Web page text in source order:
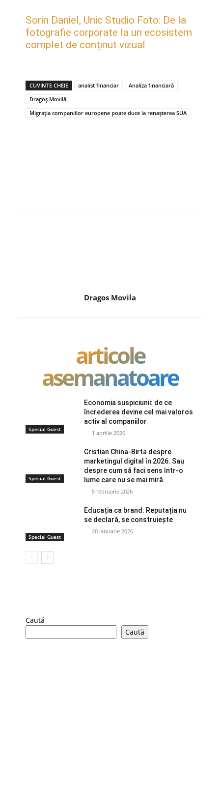
Sorin Daniel, Unic Studio Foto: De la
fotografie corporate la un ecosistem
complet de conținut vizual
CUVINTE CHEIE analist financiar
Analiza financiară
Dragoș Movilă
Migrația companiilor europene poate duce la renașterea SUA
Dragos Movila
articole
asemanatoare
Special Guest
Economia suspiciunii: de ce
încrederea devine cel mai valoros
activ al companiilor
1 aprilie 2026
Special Guest
Cristian China-Birta despre
marketingul digital în 2026. Sau
despre cum să faci sens într-o
lume care nu se mai miră
5 februarie 2026
Special Guest
Educația ca brand. Reputația nu
se declară, se construiește
20 ianuarie 2026
Caută
Caută